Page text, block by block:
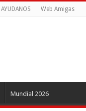
AYUDANOS Web Amigas
Mundial 2026